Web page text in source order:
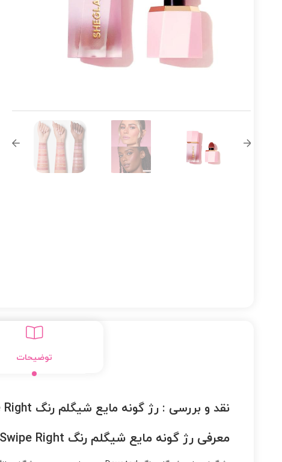
توضیحات
نقد و بررسی : رژ گونه مایع شیگلم رنگ Swipe Right
معرفی رژ گونه مایع شیگلم رنگ Swipe Right :